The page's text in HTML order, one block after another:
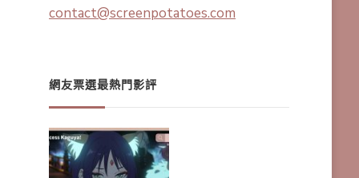
contact@screenpotatoes.com
網友票選最熱門影評